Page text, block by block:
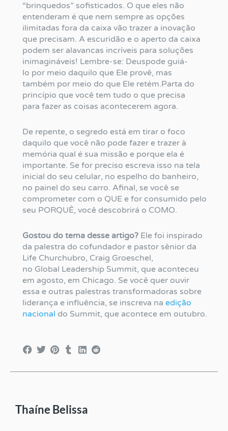
“brinquedos” sofisticados. O que eles não
entenderam é que nem sempre as opções
ilimitadas fora da caixa vão trazer a inovação
que precisam. A escuridão e o aperto da caixa
podem ser alavancas incríveis para soluções
inimagináveis! Lembre-se: Deuspode guiá-
lo por meio daquilo que Ele provê, mas
também por meio do que Ele retém.Parta do
princípio que você tem tudo o que precisa
para fazer as coisas acontecerem agora.
De repente, o segredo está em tirar o foco
daquilo que você não pode fazer e trazer à
memória qual é sua missão e porque ela é
importante. Se for preciso escreva isso na tela
inicial do seu celular, no espelho do banheiro,
no painel do seu carro. Afinal, se você se
comprometer com o QUE e for consumido pelo
seu PORQUÊ, você descobrirá o COMO.
Gostou do tema desse artigo? Ele foi inspirado
da palestra do cofundador e pastor sênior da
Life Churchubro, Craig Groeschel,
no Global Leadership Summit, que aconteceu
em agosto, em Chicago. Se você quer ouvir
essa e outras palestras transformadoras sobre
liderança e influência, se inscreva naedição
nacional do Summit, que acontece em outubro.
Thaíne Belissa